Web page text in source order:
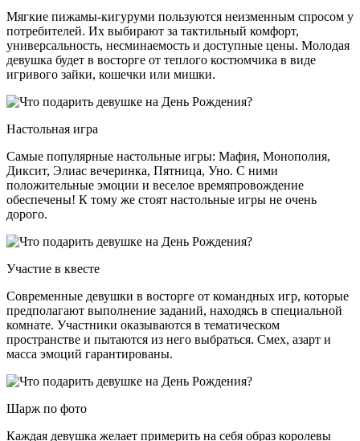
Мягкие пижамы-кигуруми пользуются неизменным спросом у
потребителей. Их выбирают за тактильный комфорт,
универсальность, несминаемость и доступные цены. Молодая
девушка будет в восторге от теплого костюмчика в виде
игривого зайки, кошечки или мишки.
Настольная игра
Самые популярные настольные игры: Мафия, Монополия,
Диксит, Элиас вечеринка, Пятница, Уно. С ними
положительные эмоции и веселое времяпровождение
обеспечены! К тому же стоят настольные игры не очень
дорого.
Участие в квесте
Современные девушки в восторге от командных игр, которые
предполагают выполнение заданий, находясь в специальной
комнате. Участники оказываются в тематическом
пространстве и пытаются из него выбраться. Смех, азарт и
масса эмоций гарантированы.
Шарж по фото
Каждая девушка желает примерить на себя образ королевы